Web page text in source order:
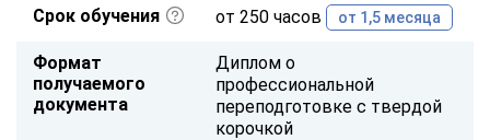
Срок обучения от 250 часов от 1,5 месяца
Формат
получаемого
документа
Диплом о
профессиональной
переподготовке с твердой
корочкой